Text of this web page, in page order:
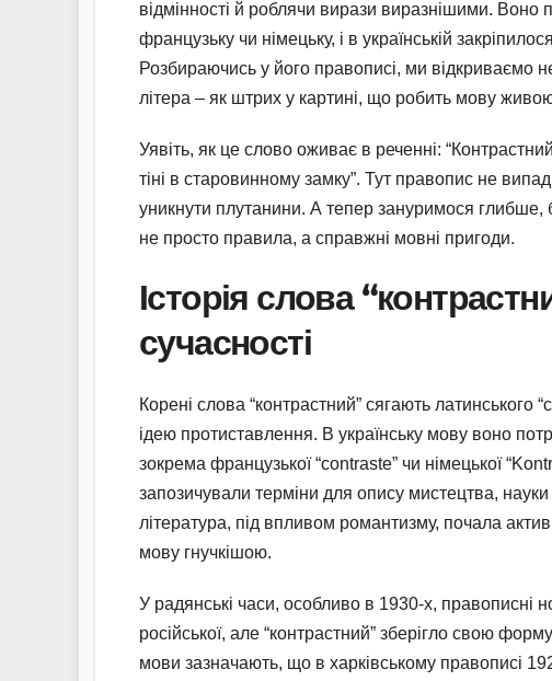
відмінності й роблячи вирази виразнішими. Воно
французьку чи німецьку, і в українській
Розбираючись у його правописі, ми відкриваємо
літера – як штрих у картині, що робить мову
Уявіть, як це слово оживає в реченні:
тіні в старовинному замку”. Тут правопис не
уникнути плутанини. А тепер зануримося глибше,
не просто правила, а справжні мовні пригоди.
Історія слова
сучасності
Корені слова “контрастний” сягають латинського
ідею протиставлення. В українську мову воно
зокрема французької “contraste” чи німецької
запозичували терміни для опису мистецтва,
література, під впливом романтизму, почала
мову гнучкішою.
У радянські часи, особливо в 1930-х, правописні
російської, але “контрастний” зберігло свою
мови зазначають, що в харківському правописі